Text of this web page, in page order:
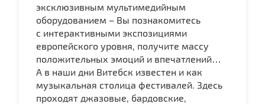
эксклюзивным мультимедийным
оборудованием – Вы познакомитесь
с интерактивными экспозициями
европейского уровня, получите массу
положительных эмоций и впечатлений…
А в наши дни Витебск известен и как
музыкальная столица фестивалей. Здесь
проходят джазовые, бардовские,